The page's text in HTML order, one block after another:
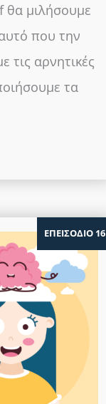
θα μιλήσουμε
που την
τις αρνητικές
τα
ΕΠΕΙΣΟΔΙΟ 16